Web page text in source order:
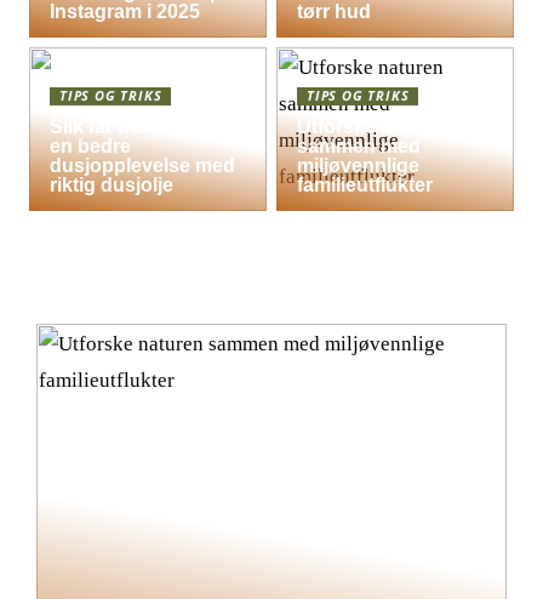
Instagram i 2025
tørr hud
TIPS OG TRIKS
Slik får hele familien
en bedre
dusjopplevelse med
riktig dusjolje
TIPS OG TRIKS
Utforske naturen
sammen med
miljøvennlige
familieutflukter